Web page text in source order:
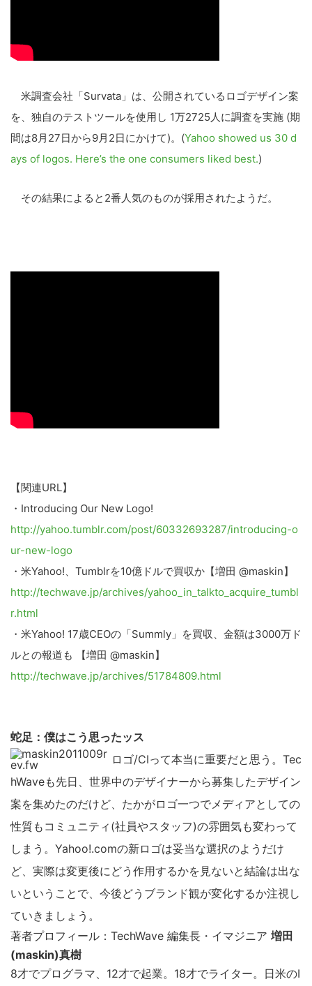
米調査会社「Survata」は、公開されているロゴデザイン案
を、独自のテストツールを使用し 1万2725人に調査を実施 (期
間は8月27日から9月2日にかけて)。(Yahoo showed us 30 d
ays of logos. Here’s the one consumers liked best.)
その結果によると2番人気のものが採用されたようだ。
【関連URL】
・Introducing Our New Logo!
http://yahoo.tumblr.com/post/60332693287/introducing-o
ur-new-logo
・米Yahoo!、Tumblrを10億ドルで買収か【増田 @maskin】
http://techwave.jp/archives/yahoo_in_talkto_acquire_tumbl
r.html
・米Yahoo! 17歳CEOの「Summly」を買収、金額は3000万ド
ルとの報道も 【増田 @maskin】
http://techwave.jp/archives/51784809.html
蛇足：僕はこう思ったッス
ロゴ/CIって本当に重要だと思う。Tec
hWaveも先日、世界中のデザイナーから募集したデザイン
案を集めたのだけど、たかがロゴ一つでメディアとしての
性質もコミュニティ(社員やスタッフ)の雰囲気も変わって
しまう。Yahoo!.comの新ロゴは妥当な選択のようだけ
ど、実際は変更後にどう作用するかを見ないと結論は出な
いということで、今後どうブランド観が変化するか注視し
ていきましょう。
著者プロフィール：TechWave 編集長・イマジニア 増田
(maskin)真樹
8才でプログラマ、12才で起業。18才でライター。日米のI